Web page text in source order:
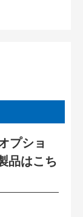
プショ
品はこち